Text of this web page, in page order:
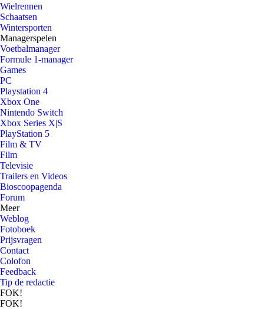
Wielrennen
Schaatsen
Wintersporten
Managerspelen
Voetbalmanager
Formule 1-manager
Games
PC
Playstation 4
Xbox One
Nintendo Switch
Xbox Series X|S
PlayStation 5
Film & TV
Film
Televisie
Trailers en Videos
Bioscoopagenda
Forum
Meer
Weblog
Fotoboek
Prijsvragen
Contact
Colofon
Feedback
Tip de redactie
FOK!
FOK!